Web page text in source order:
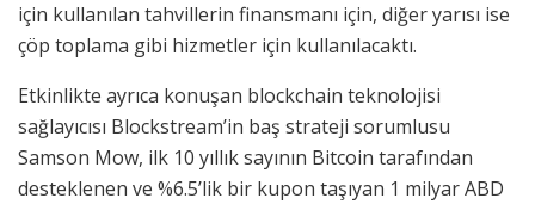
için kullanılan tahvillerin finansmanı için, diğer yarısı ise
çöp toplama gibi hizmetler için kullanılacaktı.
Etkinlikte ayrıca konuşan blockchain teknolojisi
sağlayıcısı Blockstream’in baş strateji sorumlusu
Samson Mow, ilk 10 yıllık sayının Bitcoin tarafından
desteklenen ve %6.5’lik bir kupon taşıyan 1 milyar ABD